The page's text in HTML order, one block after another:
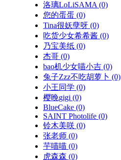
洛璃LoLiSAMA (0)
您的蛋蛋 (0)
Tina很妖孽呀 (0)
吃货少女希希酱 (0)
乃宝美纸 (0)
杰哥 (0)
bao机少女喵小吉 (0)
兔子Zzz不吃胡萝卜 (0)
小王同学 (0)
樱晚gigi (0)
BlueCake (0)
SAINT Photolife (0)
铃木美咲 (0)
张老师 (0)
芋喵喵 (0)
虎森森 (0)